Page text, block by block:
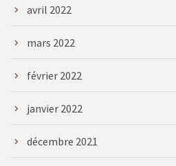
avril 2022
mars 2022
février 2022
janvier 2022
décembre 2021